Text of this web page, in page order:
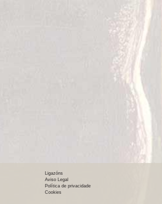
Ligazóns
Aviso Legal
Política de privacidade
Cookies